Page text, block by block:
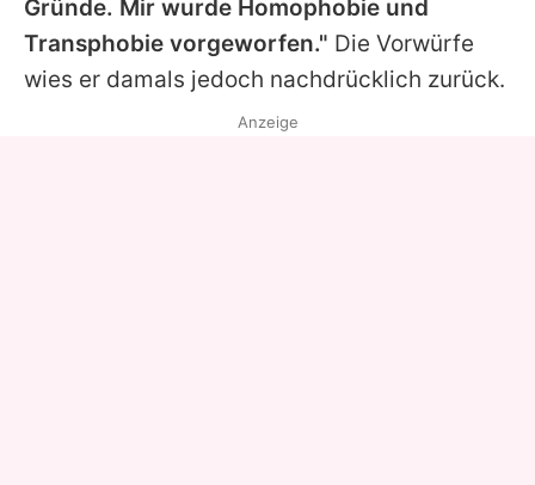
Gründe. Mir wurde Homophobie und
Transphobie vorgeworfen." Die Vorwürfe
wies er damals jedoch nachdrücklich zurück.
Anzeige